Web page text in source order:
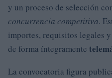
y un proceso de selección
concurrencia competitiva.
importes, requisitos legales
de forma íntegramente
La convocatoria figura